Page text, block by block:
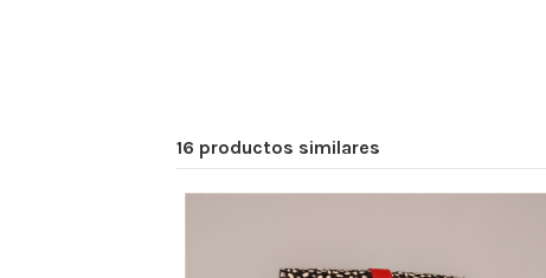
16 productos similares